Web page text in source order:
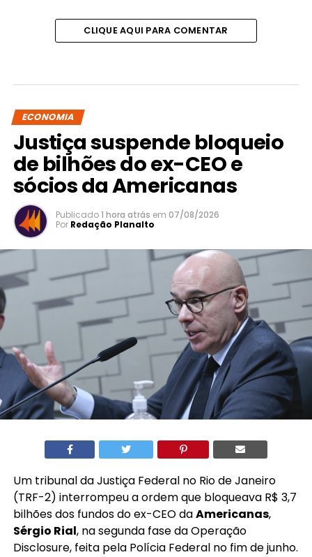
CLIQUE AQUI PARA COMENTAR
ECONOMIA
Justiça suspende bloqueio
de bilhões do ex-CEO e
sócios da Americanas
Publicado1 hora atrás em 07/08/2026
Por Redação Planalto
Um tribunal da Justiça Federal no Rio de Janeiro
(TRF-2) interrompeu a ordem que bloqueava R$ 3,7
bilhões dos fundos do ex-CEO daAmericanas,
Sérgio Rial, na segunda fase da Operação
Disclosure, feita pela Polícia Federal no fim de junho.